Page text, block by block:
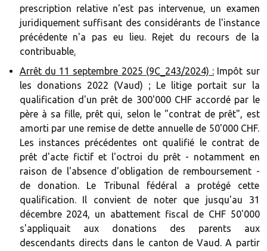
prescription relative n'est pas intervenue, un examen
juridiquement suffisant des considérants de l'instance
précédente n'a pas eu lieu. Rejet du recours de la
contribuable.‍
Arrêt du 11 septembre 2025 (9C_243/2024) : Impôt sur
les donations 2022 (Vaud) ; Le litige portait sur la
qualification d'un prêt de 300'000 CHF accordé par le
père à sa fille, prêt qui, selon le "contrat de prêt", est
amorti par une remise de dette annuelle de 50'000 CHF.
Les instances précédentes ont qualifié le contrat de
prêt d'acte fictif et l'octroi du prêt - notamment en
raison de l'absence d'obligation de remboursement -
de donation. Le Tribunal fédéral a protégé cette
qualification. Il convient de noter que jusqu'au 31
décembre 2024, un abattement fiscal de CHF 50'000
s'appliquait aux donations des parents aux
descendants directs dans le canton de Vaud. A partir